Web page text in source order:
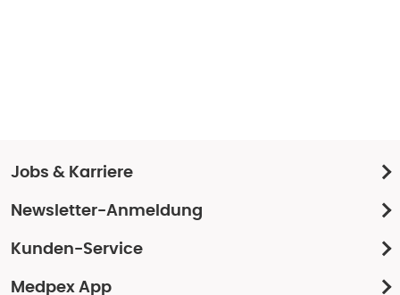
Jobs & Karriere
Newsletter-Anmeldung
Kunden-Service
Medpex App